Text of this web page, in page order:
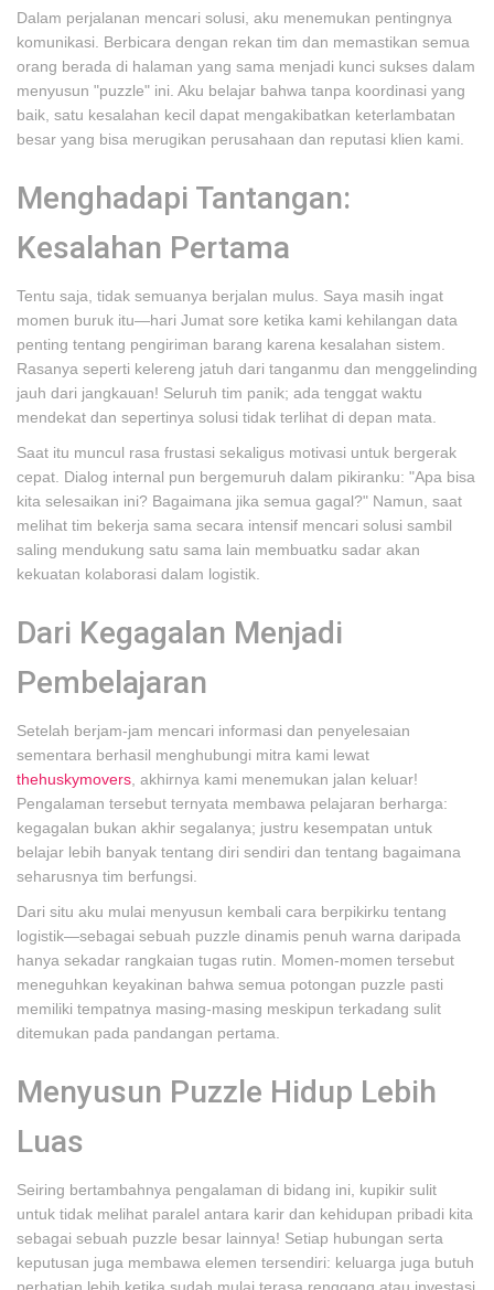
Dalam perjalanan mencari solusi, aku menemukan pentingnya
komunikasi. Berbicara dengan rekan tim dan memastikan semua
orang berada di halaman yang sama menjadi kunci sukses dalam
menyusun "puzzle" ini. Aku belajar bahwa tanpa koordinasi yang
baik, satu kesalahan kecil dapat mengakibatkan keterlambatan
besar yang bisa merugikan perusahaan dan reputasi klien kami.
Menghadapi Tantangan:
Kesalahan Pertama
Tentu saja, tidak semuanya berjalan mulus. Saya masih ingat
momen buruk itu—hari Jumat sore ketika kami kehilangan data
penting tentang pengiriman barang karena kesalahan sistem.
Rasanya seperti kelereng jatuh dari tanganmu dan menggelinding
jauh dari jangkauan! Seluruh tim panik; ada tenggat waktu
mendekat dan sepertinya solusi tidak terlihat di depan mata.
Saat itu muncul rasa frustasi sekaligus motivasi untuk bergerak
cepat. Dialog internal pun bergemuruh dalam pikiranku: "Apa bisa
kita selesaikan ini? Bagaimana jika semua gagal?" Namun, saat
melihat tim bekerja sama secara intensif mencari solusi sambil
saling mendukung satu sama lain membuatku sadar akan
kekuatan kolaborasi dalam logistik.
Dari Kegagalan Menjadi
Pembelajaran
Setelah berjam-jam mencari informasi dan penyelesaian
sementara berhasil menghubungi mitra kami lewat
thehuskymovers , akhirnya kami menemukan jalan keluar!
Pengalaman tersebut ternyata membawa pelajaran berharga:
kegagalan bukan akhir segalanya; justru kesempatan untuk
belajar lebih banyak tentang diri sendiri dan tentang bagaimana
seharusnya tim berfungsi.
Dari situ aku mulai menyusun kembali cara berpikirku tentang
logistik—sebagai sebuah puzzle dinamis penuh warna daripada
hanya sekadar rangkaian tugas rutin. Momen-momen tersebut
meneguhkan keyakinan bahwa semua potongan puzzle pasti
memiliki tempatnya masing-masing meskipun terkadang sulit
ditemukan pada pandangan pertama.
Menyusun Puzzle Hidup Lebih
Luas
Seiring bertambahnya pengalaman di bidang ini, kupikir sulit
untuk tidak melihat paralel antara karir dan kehidupan pribadi kita
sebagai sebuah puzzle besar lainnya! Setiap hubungan serta
keputusan juga membawa elemen tersendiri: keluarga juga butuh